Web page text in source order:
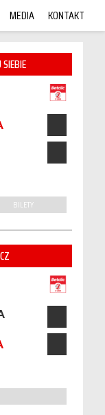
MEDIA KONTAKT
BILETY